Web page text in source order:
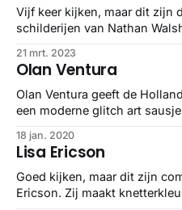
Vijf keer kijken, maar dit zijn
schilderijen van Nathan
21 mrt. 2023
Olan Ventura
Olan Ventura geeft de
een moderne glitch art
kwastje recht van het doek
op.
18 jan. 2020
Lisa Ericson
Goed kijken, maar dit zijn
Ericson. Zij maakt